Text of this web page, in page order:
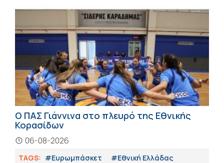
Ο ΠΑΣ Γιάννινα στο πλευρό της Εθνικής
Κορασίδων
06-08-2026
TAGS: #Ευρωμπάσκετ
#Εθνική Ελλάδας